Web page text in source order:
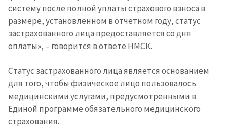
систему после полной уплаты страхового взноса в
размере, установленном в отчетном году, статус
застрахованного лица предоставляется со дня
оплаты», – говорится в ответе НМСК.
Статус застрахованного лица является основанием
для того, чтобы физическое лицо пользовалось
медицинскими услугами, предусмотренными в
Единой программе обязательного медицинского
страхования.
Анонимный источник
Имя + Моё имя
Телефон
+ Личный телефон